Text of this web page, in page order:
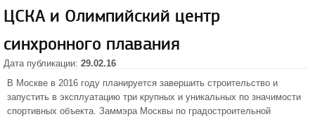
ЦСКА и Олимпийский центр
синхронного плавания
Дата публикации: 29.02.16
В Москве в 2016 году планируется завершить строительство и
запустить в эксплуатацию три крупных и уникальных по значимости
спортивных объекта. Заммэра Москвы по градостроительной